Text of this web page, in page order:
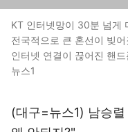
KT 인터넷망이 30분 넘게
전국적으로 큰 혼선이 빚
인터넷 연결이 끊어진 핸
뉴스1
(대구=뉴스1) 남승